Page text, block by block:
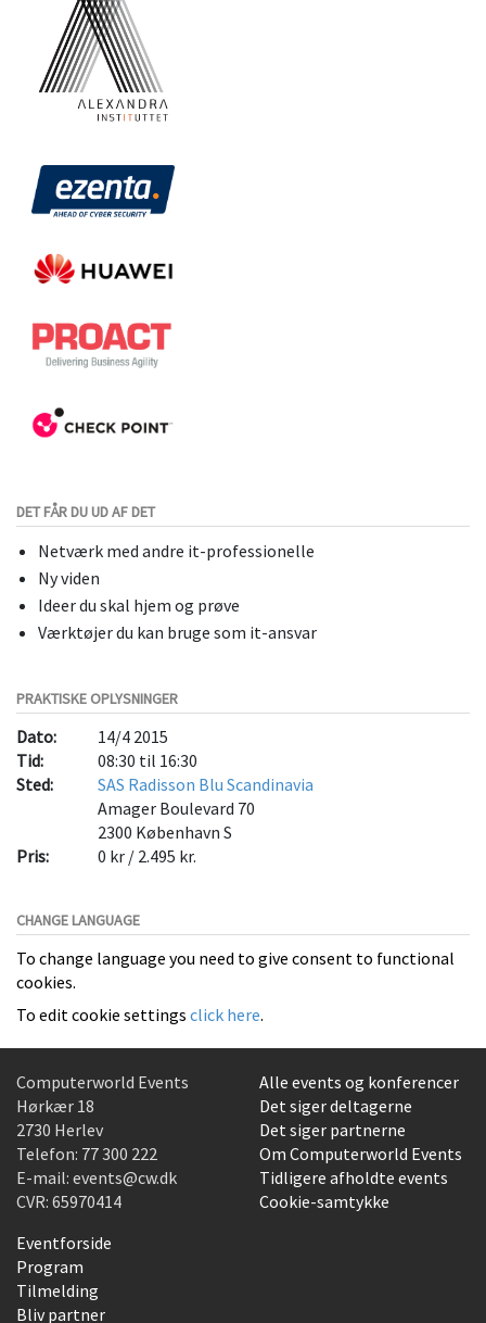
DET FÅR DU UD AF DET
Netværk med andre it-professionelle
Ny viden
Ideer du skal hjem og prøve
Værktøjer du kan bruge som it-ansvar
PRAKTISKE OPLYSNINGER
Dato:
14/4 2015
Tid:
08:30 til 16:30
Sted:
SAS Radisson Blu Scandinavia
Amager Boulevard 70
2300 København S
Pris:
0 kr / 2.495 kr.
CHANGE LANGUAGE
To change language you need to give consent to functional
cookies.
To edit cookie settings click here.
Computerworld Events
Hørkær 18
2730 Herlev
Telefon: 77 300 222
E-mail: events@cw.dk
CVR: 65970414
Alle events og konferencer
Det siger deltagerne
Det siger partnerne
Om Computerworld Events
Tidligere afholdte events
Cookie-samtykke
Eventforside
Program
Tilmelding
Bliv partner